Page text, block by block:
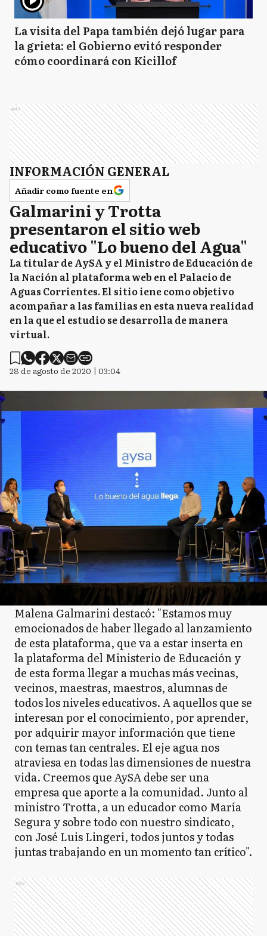
La visita del Papa también dejó lugar para
la grieta: el Gobierno evitó responder
cómo coordinará con Kicillof
Ads
INFORMACIÓN GENERAL
Añadir como fuente en
Galmarini y Trotta
presentaron el sitio web
educativo "Lo bueno del Agua"
La titular de AySA y el Ministro de Educación de
la Nación al plataforma web en el Palacio de
Aguas Corrientes. El sitio iene como objetivo
acompañar a las familias en esta nueva realidad
en la que el estudio se desarrolla de manera
virtual.
28 de agosto de 2020 | 03:04
Malena Galmarini destacó: "Estamos muy
emocionados de haber llegado al lanzamiento
de esta plataforma, que va a estar inserta en
la plataforma del Ministerio de Educación y
de esta forma llegar a muchas más vecinas,
vecinos, maestras, maestros, alumnas de
todos los niveles educativos. A aquellos que se
interesan por el conocimiento, por aprender,
por adquirir mayor información que tiene
con temas tan centrales. El eje agua nos
atraviesa en todas las dimensiones de nuestra
vida. Creemos que AySA debe ser una
empresa que aporte a la comunidad. Junto al
ministro Trotta, a un educador como María
Segura y sobre todo con nuestro sindicato,
con José Luis Lingeri, todos juntos y todas
juntas trabajando en un momento tan crítico".
Ads